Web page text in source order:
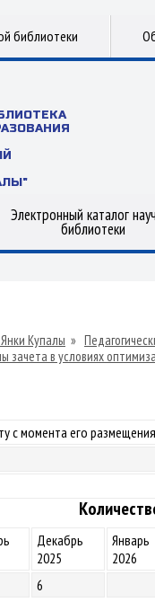
библиотеки
Электронный каталог
библиотеки
Купалы »
зачета в условиях
с момента его
Декабрь
2025
Январь
2026
6